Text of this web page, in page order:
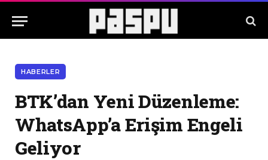
HABERLER
BTK’dan Yeni Düzenleme:
WhatsApp’a Erişim Engeli
Geliyor